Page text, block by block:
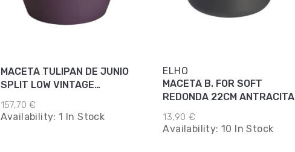
MACETA TULIPAN DE JUNIO
SPLIT LOW VINTAGE
157,70 €
Availability:1 In Stock
ELHO
MACETA B. FOR SOFT
REDONDA 22CM ANTRACITA
13,90 €
Availability: 10 In Stock